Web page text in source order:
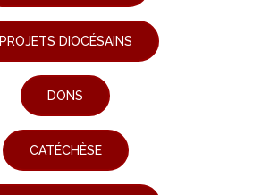
PROJETS DIOCÉSAINS
DONS
CATÉCHÈSE